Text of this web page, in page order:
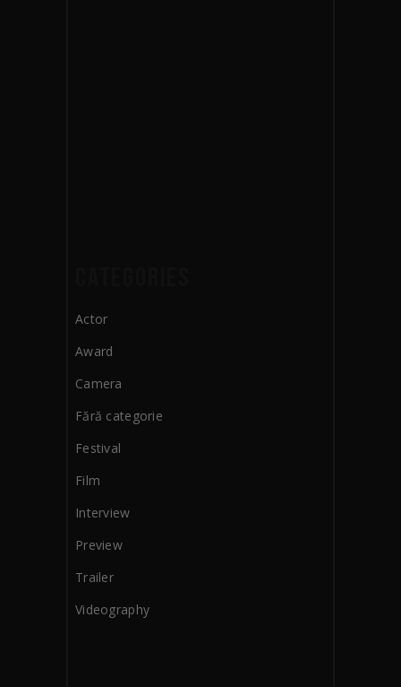
Actor
Award
Camera
Fără categorie
Festival
Film
Interview
Preview
Trailer
Videography